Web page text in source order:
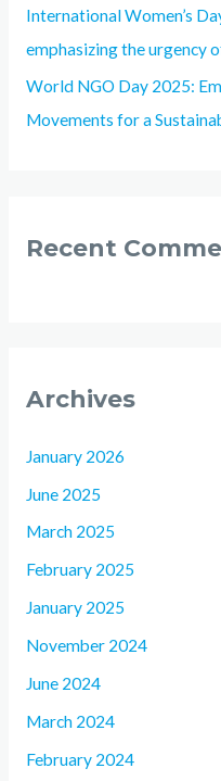
International Women’s
emphasizing the urgency
World NGO Day 2025:
Movements for a
Recent
Archives
January 2026
June 2025
March 2025
February 2025
January 2025
November 2024
June 2024
March 2024
February 2024